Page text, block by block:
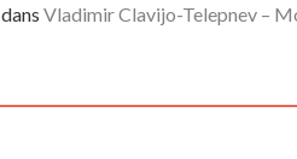
dansVladimir Clavijo-Telepnev –